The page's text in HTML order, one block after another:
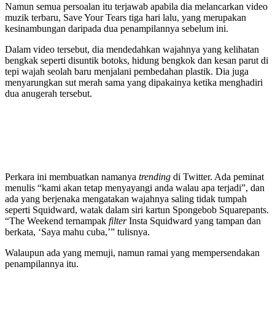
Namun semua persoalan itu terjawab apabila dia melancarkan video
muzik terbaru, Save Your Tears tiga hari lalu, yang merupakan
kesinambungan daripada dua penampilannya sebelum ini.
Dalam video tersebut, dia mendedahkan wajahnya yang kelihatan
bengkak seperti disuntik botoks, hidung bengkok dan kesan parut di
tepi wajah seolah baru menjalani pembedahan plastik. Dia juga
menyarungkan sut merah sama yang dipakainya ketika menghadiri
dua anugerah tersebut.
Perkara ini membuatkan namanya trending di Twitter. Ada peminat
menulis “kami akan tetap menyayangi anda walau apa terjadi”, dan
ada yang berjenaka mengatakan wajahnya saling tidak tumpah
seperti Squidward, watak dalam siri kartun Spongebob Squarepants.
“The Weekend ternampak filterInsta Squidward yang tampan dan
berkata, ‘Saya mahu cuba,’” tulisnya.
Walaupun ada yang memuji, namun ramai yang mempersendakan
penampilannya itu.